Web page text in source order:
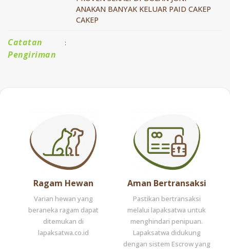
ANAKAN BANYAK KELUAR PAID CAKEP
CAKEP
Catatan
Pengiriman
:
Ragam Hewan
Varian hewan yang
beraneka ragam dapat
ditemukan di
lapaksatwa.co.id
Aman Bertransaksi
Pastikan bertransaksi
melalui lapaksatwa untuk
menghindari penipuan.
Lapaksatwa didukung
dengan sistem Escrow yang